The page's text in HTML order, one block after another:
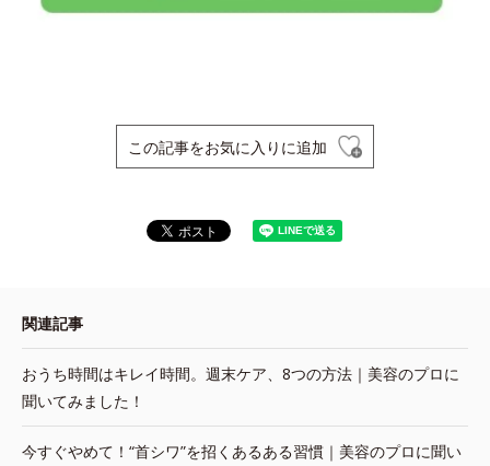
この記事をお気に入りに追加
関連記事
おうち時間はキレイ時間。週末ケア、8つの方法｜美容のプロに
聞いてみました！
今すぐやめて！“首シワ”を招くあるある習慣｜美容のプロに聞い